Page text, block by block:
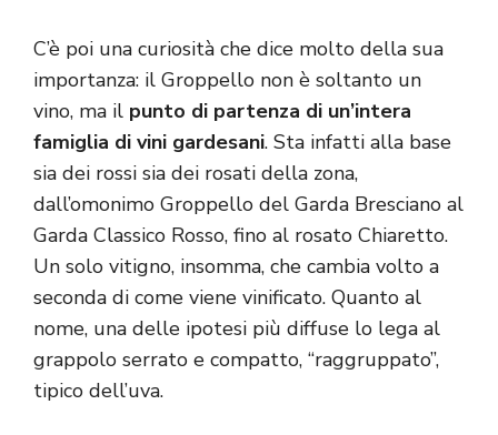
C’è poi una curiosità che dice molto della sua
importanza: il Groppello non è soltanto un
vino, ma il punto di partenza di un’intera
famiglia di vini gardesani. Sta infatti alla base
sia dei rossi sia dei rosati della zona,
dall’omonimo Groppello del Garda Bresciano al
Garda Classico Rosso, fino al rosato Chiaretto.
Un solo vitigno, insomma, che cambia volto a
seconda di come viene vinificato. Quanto al
nome, una delle ipotesi più diffuse lo lega al
grappolo serrato e compatto, “raggruppato”,
tipico dell’uva.